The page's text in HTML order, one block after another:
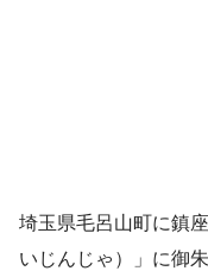
埼玉県毛呂山町に鎮
いじんじゃ）」に御